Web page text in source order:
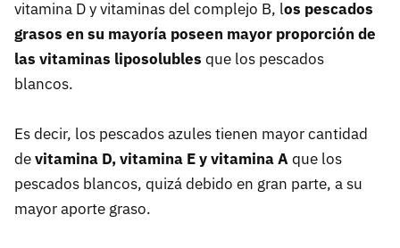
vitamina D y vitaminas del complejo B, los pescados
grasos en su mayoría poseen mayor proporción de
las vitaminas liposolubles que los pescados
blancos.
Es decir, los pescados azules tienen mayor cantidad
devitamina D, vitamina E y vitamina Aque los
pescados blancos, quizá debido en gran parte, a su
mayor aporte graso.